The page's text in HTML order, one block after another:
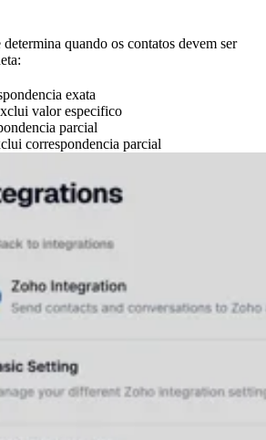
quando os contatos devem ser
exata
valor especifico
parcial
correspondencia parcial